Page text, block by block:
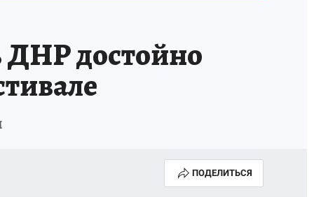
ДНР достойно
ПОДЕЛИТЬСЯ